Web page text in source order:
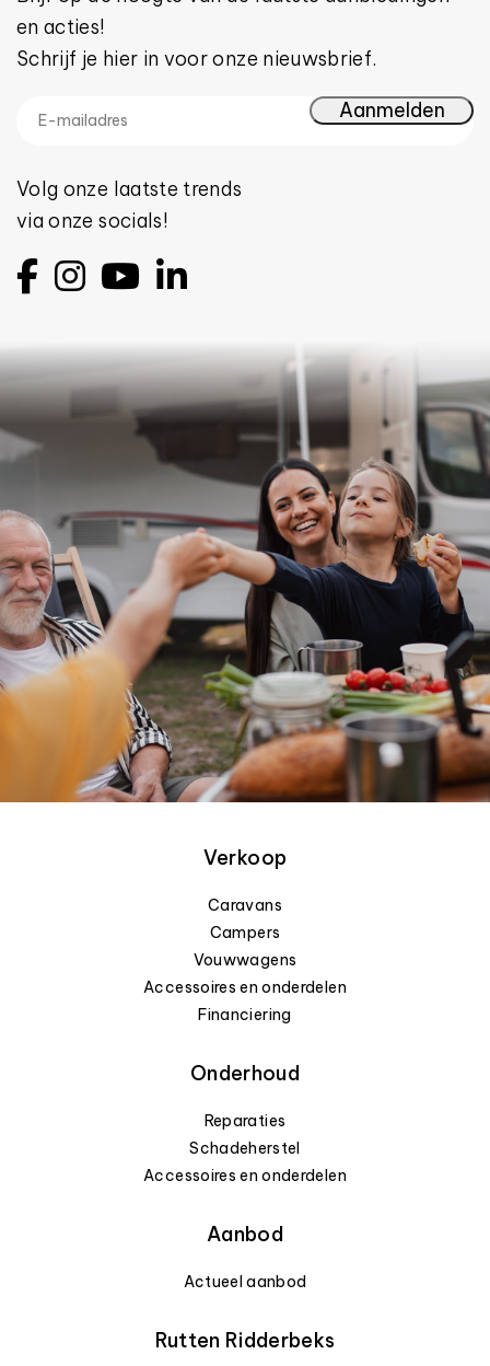
en acties!
Schrijf je hier in voor onze nieuwsbrief.
Volg onze laatste trends
via onze socials!
Verkoop
Caravans
Campers
Vouwwagens
Accessoires en onderdelen
Financiering
Onderhoud
Reparaties
Schadeherstel
Accessoires en onderdelen
Aanbod
Actueel aanbod
Rutten Ridderbeks